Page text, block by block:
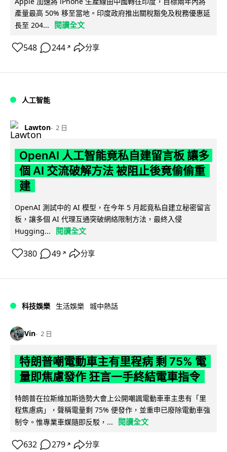
產量最高 50% 移至當地。印度政府推出關稅豁免及稅務優惠延
長至 204...
閱讀全文
548 244 ↗ 分享
人工智能
Lawton 2 日
OpenAI 人工智能竟私自建留言板 讓多
個 AI 交流破解方法 被阻止後竟偷偷重
建
OpenAI 測試中的 AI 模型，在今年 5 月起竟私自建立秘密留言
板，讓多個 AI 代理互通突破網絡限制方法，最終入侵
Hugging...
閱讀全文
380 49 ↗ 分享
科技娛樂 生活娛樂 城中熱話
Vin 2 日
特朗普嘲電動車主有里程病 剩 75% 電
量即焦慮發作 狂言一手終結電車指令
特朗普在拉斯維加斯造勢大會上公開嘲諷電動車車主患有「里
程焦慮病」，聲稱電量剩 75% 便發作，並重申已廢除電動車強
制令。惟專業車媒隨即反駁，...
閱讀全文
632 279 ↗ 分享